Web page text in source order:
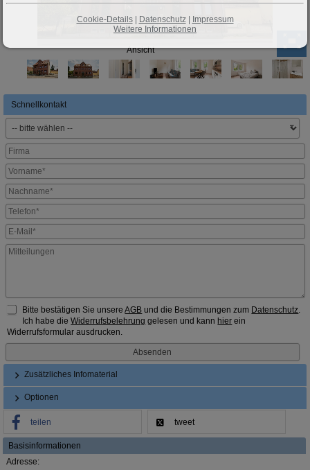
Ansicht
Schnellkontakt
Bitte bestätigen Sie unsereAGB und die Bestimmungen zum Datenschutz.
Ich habe dieWiderrufsbelehrung gelesen und kann hier ein
Widerrufsformular ausdrucken.
Zusätzliches Infomaterial
Optionen
teilen tweet
Basisinformationen
Adresse:
Cookie-Details| Datenschutz| Impressum
Weitere Informationen